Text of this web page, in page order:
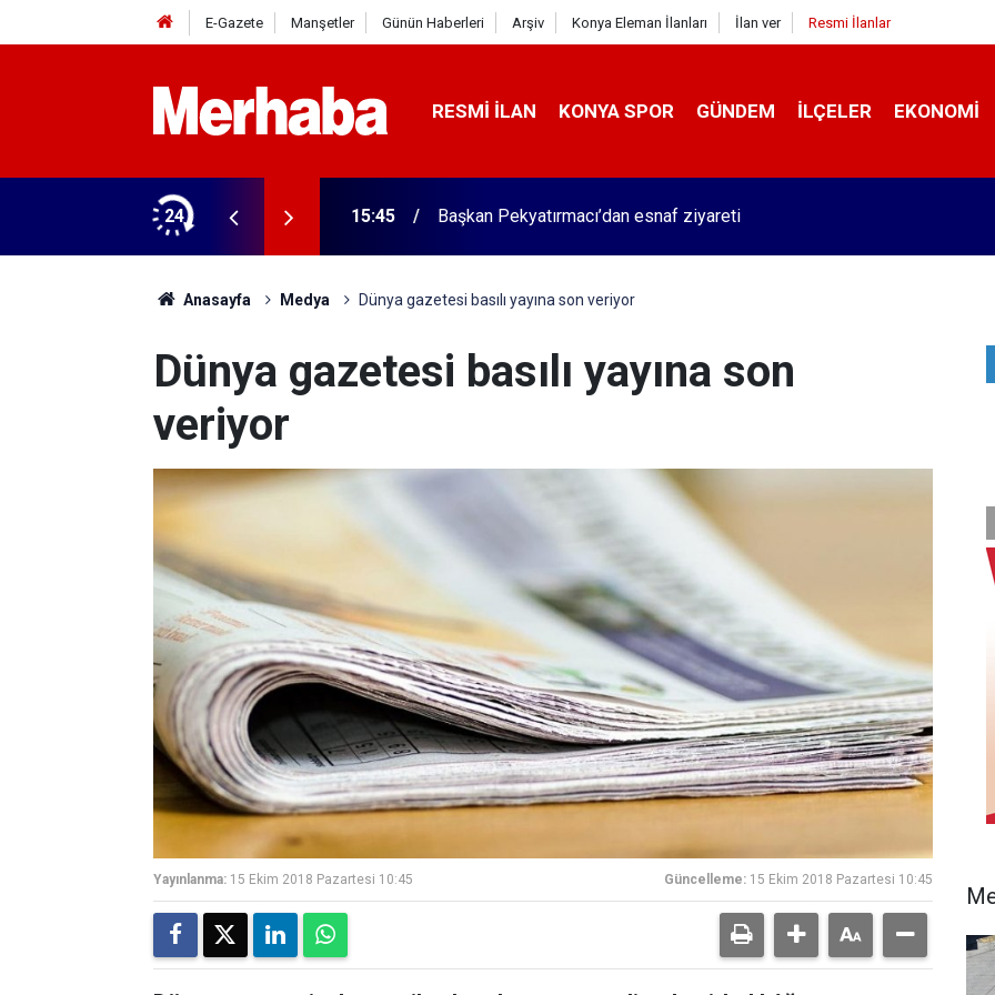
E-Gazete Manşetler Günün Haberleri Arşiv Konya Eleman İlanları İlan ver Resmi İlanlar
RESMI İLAN KONYA SPOR GÜNDEM İLÇELER EKONOMI
24
Kampüsü'ne ziyaret 15:45 Başkan Pekyatırmacı’dan esnaf ziyareti
Anasayfa Medya Dünya gazetesi basılı yayına son veriyor
Dünya gazetesi basılı yayına son
veriyor
Yayınlanma: 15 Ekim 2018 Pazartesi 10:45 Güncelleme: 15 Ekim 2018 Pazartesi 10:45